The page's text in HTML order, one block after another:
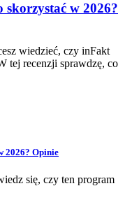
skorzystać w 2026?
wiedzieć, czy inFakt
tej recenzji sprawdzę, co
2026? Opinie
się, czy ten program